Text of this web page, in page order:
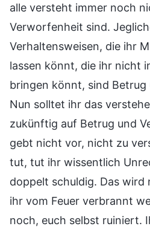
alle versteht immer noch
Verworfenheit sind.
Verhaltensweisen, die ihr
lassen könnt, die ihr nicht
bringen könnt, sind
Nun solltet ihr das
zukünftig auf Betrug und
gebt nicht vor, nicht zu
tut, tut ihr wissentlich
doppelt schuldig. Das wird
ihr vom Feuer verbrannt
noch, euch selbst ruiniert.